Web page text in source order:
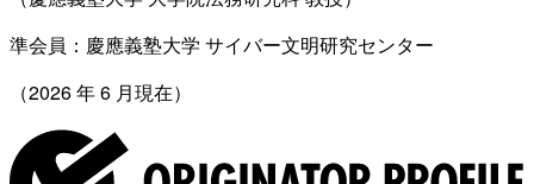
準会員：慶應義塾大学 サイバー文明研究センター
（2026 年 6 月現在）